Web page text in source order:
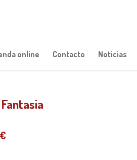
online Contacto Noticias